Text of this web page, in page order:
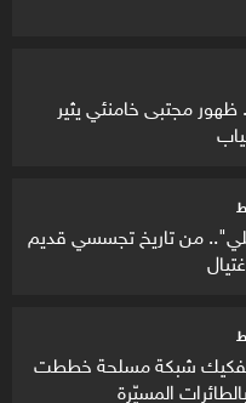
ظهور مجتبى خامنئي يثير
من تاريخ تجسسي قديم
تفكيك شبكة مسلحة خططت
المسيّرة